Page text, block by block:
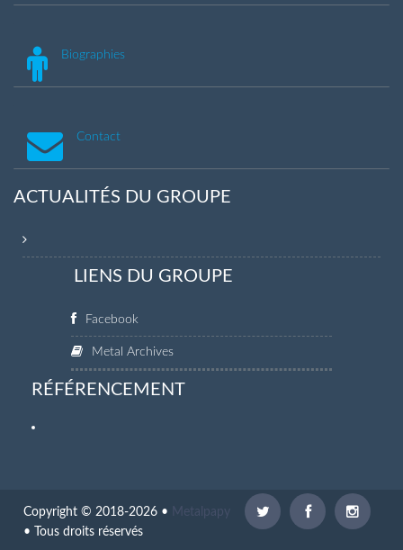
Biographies
Contact
ACTUALITÉS DU GROUPE
LIENS DU GROUPE
Facebook
Metal Archives
RÉFÉRENCEMENT
Copyright © 2018-2026 •
Metalpapy
• Tous droits réservés